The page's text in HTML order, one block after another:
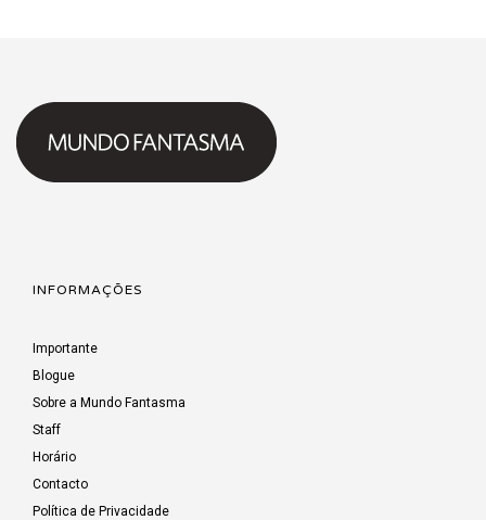
INFORMAÇÕES
Importante
Blogue
Sobre a Mundo Fantasma
Staff
Horário
Contacto
Política de Privacidade